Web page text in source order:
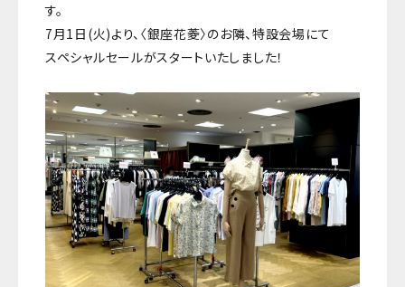
す。
7月1日(火)より、〈銀座花菱〉のお隣、特設会場にて
スペシャルセールがスタートいたしました！